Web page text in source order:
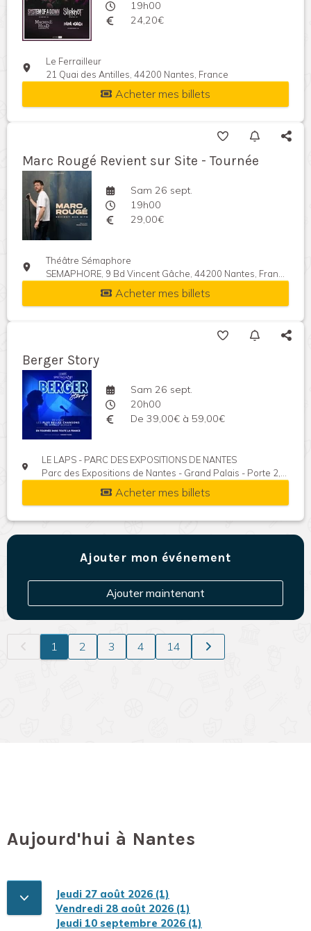
19h00
24,20€
Le Ferrailleur
21 Quai des Antilles, 44200 Nantes, France
Acheter mes billets
Marc Rougé Revient sur Site - Tournée
Sam 26 sept.
19h00
29,00€
Théâtre Sémaphore
SEMAPHORE, 9 Bd Vincent Gâche, 44200 Nantes, France
Acheter mes billets
Berger Story
Sam 26 sept.
20h00
De 39,00€ à 59,00€
LE LAPS - PARC DES EXPOSITIONS DE NANTES
Parc des Expositions de Nantes - Grand Palais - Porte 2, Rte de Saint-Joseph, 44300 Nantes, France
Acheter mes billets
Ajouter mon événement
Ajouter maintenant
1 2 3 4 14
Aujourd'hui à Nantes
Jeudi 27 août 2026 (1)
Vendredi 28 août 2026 (1)
Jeudi 10 septembre 2026 (1)